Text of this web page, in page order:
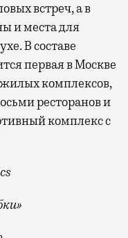
встреч, а в
и места для
В составе
первая в Москве
жилых комплексов,
ресторанов и
комплекс с